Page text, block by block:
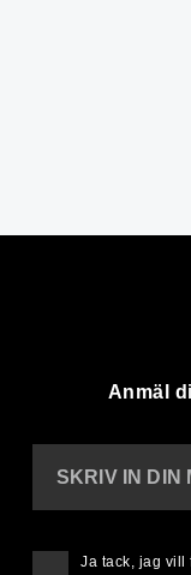
Anmäl
SKRIV IN DIN
Ja tack, jag vill